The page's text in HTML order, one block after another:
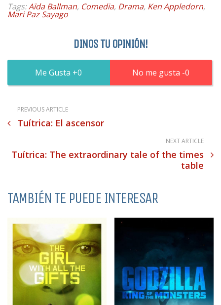
Tags:Aïda Ballman, Comedia, Drama, Ken Appledorn,
Mari Paz Sayago
DINOS TU OPINIÓN!
0 0
PREVIOUS ARTICLE
Tuítrica: El ascensor
NEXT ARTICLE
Tuítrica: The extraordinary tale of the times
table
TAMBIÉN TE PUEDE INTERESAR